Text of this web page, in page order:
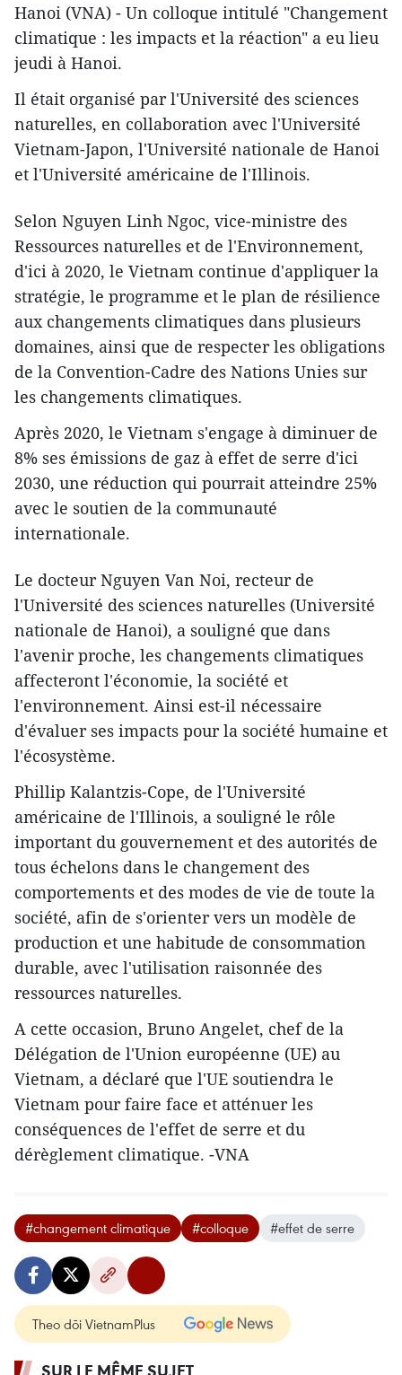
Hanoi (VNA) - Un colloque intitulé "Changement
climatique : les impacts et la réaction" a eu lieu
jeudi à Hanoi.
Il était organisé par l'Université des sciences
naturelles, en collaboration avec l'Université
Vietnam-Japon, l'Université nationale de Hanoi
et l'Université américaine de l'Illinois​.
Selon Nguyen Linh Ngoc, vice-ministre des
Ressources naturelles et de l'Environnement,
d'ici à 2020, le Vietnam continue d'appliquer la
stratégie, le programme et le plan ​de résilience
aux changements climatiques dans plusieurs
domaines, ainsi que de respecter les obligations
de la Convention-Cadre des Nations Unies sur
les changements climatiques.
Après 2020, le Vietnam s'engage à diminuer de
8% ses émissions de gaz à effet de serre d'ici
2030, une réduction qui pourrait atteindre 25%
avec le soutien de la communauté
internationale.
Le docteur Nguyen Van Noi, recteur de
l'Université des sciences naturelles (Université
nationale de Hanoi), a souligné que dans
l'avenir proche, les changements climatiques
affecteront l'économie, la société et
l'environnement. Ainsi est-il nécessaire
d'évaluer ses impacts pour la société humaine et
l'écosystème.
Phillip Kalantzis-Cope, de l'Université
américaine de l'Illinois, a souligné le rôle
important du gouvernement et des autorités de
tous échelons dans le changement des
comportements et des modes de vie de toute la
société, afin de s'orienter vers un modèle de
production et une habitude de consommation
durable, avec l'utilisation raisonnée des
ressources naturelles.
A cette occasion, Bruno Angelet, chef de la
Délégation de l'Union européenne (UE) au
Vietnam, a déclaré que l'UE soutiendra le
Vietnam pour faire face et atténuer les
conséquences de l'effet de serre et du
dérèglement climatique. -VNA
#changement climatique #colloque #effet de serre
Theo dõi VietnamPlus
SUR LE MÊME SUJET